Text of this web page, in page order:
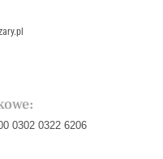
0302 0322 6206